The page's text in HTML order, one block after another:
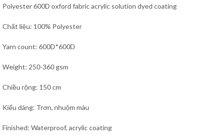
Polyester 600D oxford fabric acrylic solution dyed coating
Chất liệu: 100% Polyester
Yarn count: 600D*600D
Weight: 250-360 gsm
Chiều rộng: 150 cm
Kiểu dáng: Trơn, nhuộm màu
Finished: Waterproof, acrylic coating